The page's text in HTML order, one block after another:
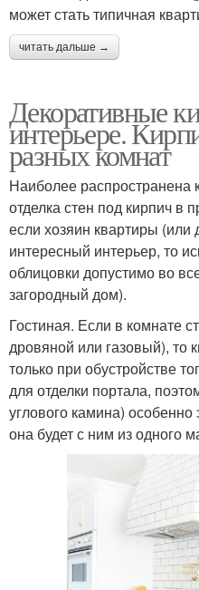
может стать типичная
читать дальше →
Декоративные
интерьере.
разных комнат
Наиболее распространена
отделка стен под кирпич в
если хозяин квартиры (или
интересный интерьер, то
облицовки допустимо во
загородный дом).
Гостиная. Если в комнате
дровяной или газовый), то
только при обустройстве
для отделки портала,
углового камина)
она будет с ним из одного